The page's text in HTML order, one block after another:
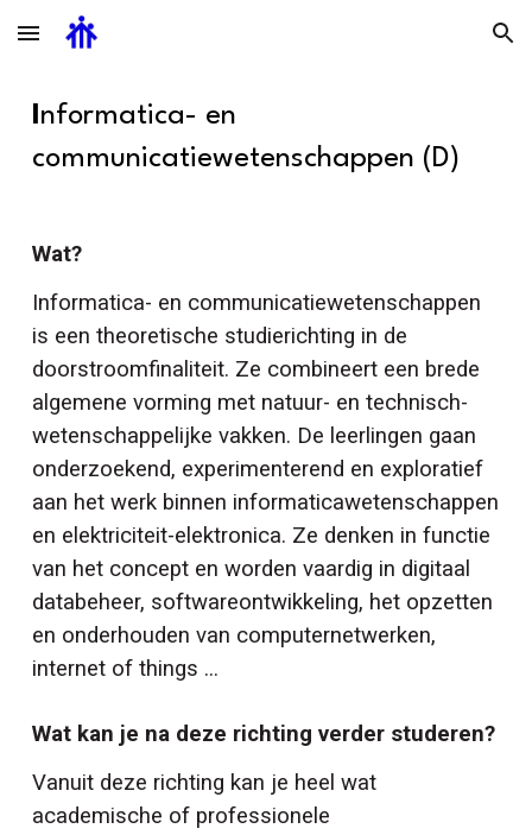
Skip to main content Skip to navigation
Informatica- en
communicatiewetenschappen (D)
Wat?
Informatica- en communicatiewetenschappen
is een theoretische studierichting in de
doorstroomfinaliteit. Ze combineert een brede
algemene vorming met natuur- en technisch-
wetenschappelijke vakken. De leerlingen gaan
onderzoekend, experimenterend en exploratief
aan het werk binnen informaticawetenschappen
en elektriciteit-elektronica. Ze denken in functie
van het concept en worden vaardig in digitaal
databeheer, softwareontwikkeling, het opzetten
en onderhouden van computernetwerken,
internet of things ...
Wat kan je na deze richting verder studeren?
Vanuit deze richting kan je heel wat
academische of professionele